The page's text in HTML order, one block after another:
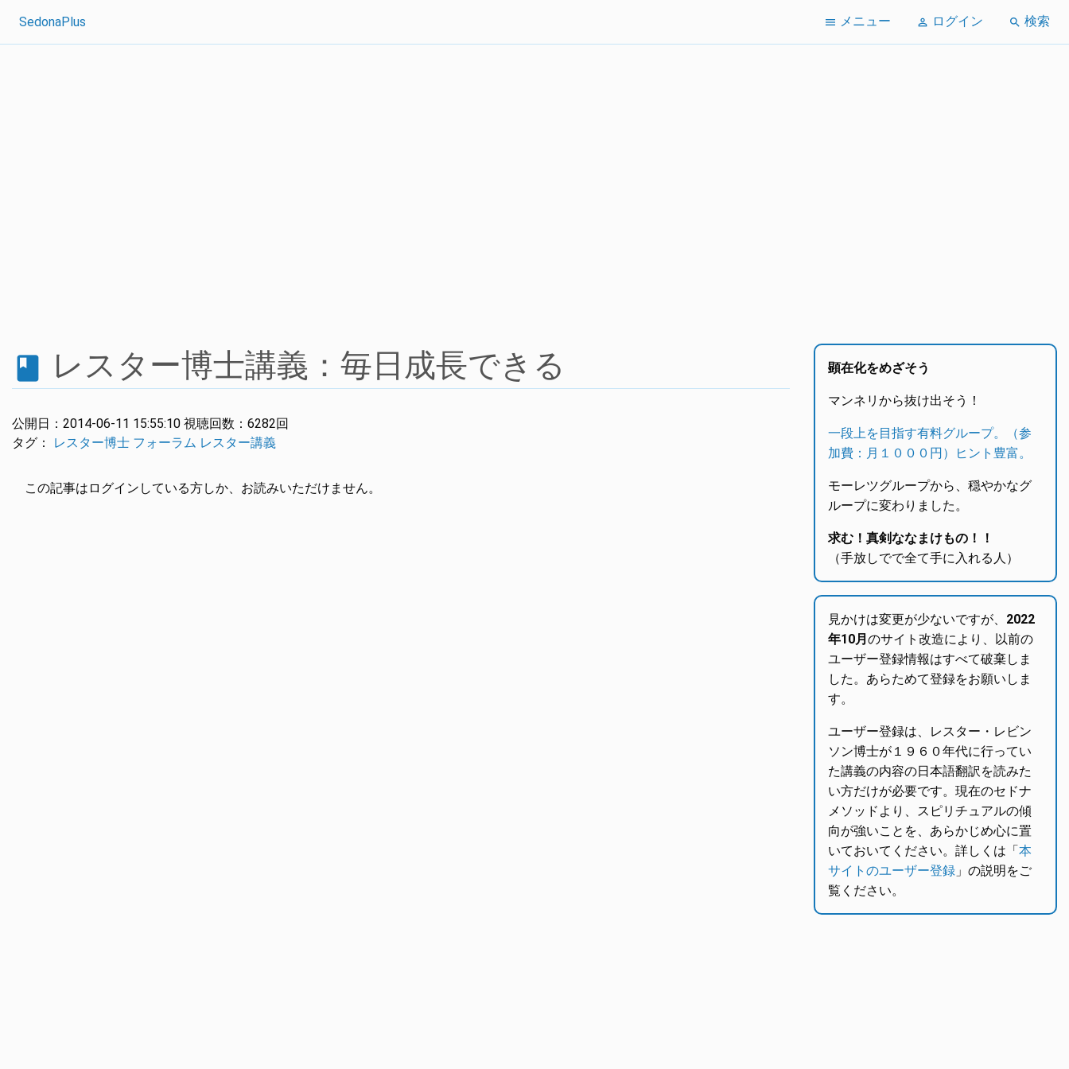
SedonaPlus menu メニュー perm_identity ログイン search 検索
book レスター博士講義：毎日成長できる
公開日： 2014-06-11 15:55:10 視聴回数： 6282回
タグ：
レスター博士 フォーラム レスター講義
この記事はログインしている方しか、お読みいただけません。
顕在化をめざそう
マンネリから抜け出そう！
一段上を目指す有料グループ。（参
加費：月１０００円）ヒント豊富。
モーレツグループから、穏やかなグ
ループに変わりました。
求む！真剣ななまけもの！！
（手放しでで全て手に入れる人）
見かけは変更が少ないですが、 2022
年10月 のサイト改造により、以前の
ユーザー登録情報はすべて破棄しま
した。あらためて登録をお願いしま
す。
ユーザー登録は、レスター・レビン
ソン博士が１９６０年代に行ってい
た講義の内容の日本語翻訳を読みた
い方だけが必要です。現在のセドナ
メソッドより、スピリチュアルの傾
向が強いことを、あらかじめ心に置
いておいてください。詳しくは「本
サイトのユーザー登録 」の説明をご
覧ください。